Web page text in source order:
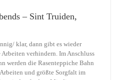
– Sint Truiden,
klar, dann gibt es wieder
Arbeiten verhindern. Im Anschluss
werden die Rasenteppiche Bahn
und größte Sorgfalt im